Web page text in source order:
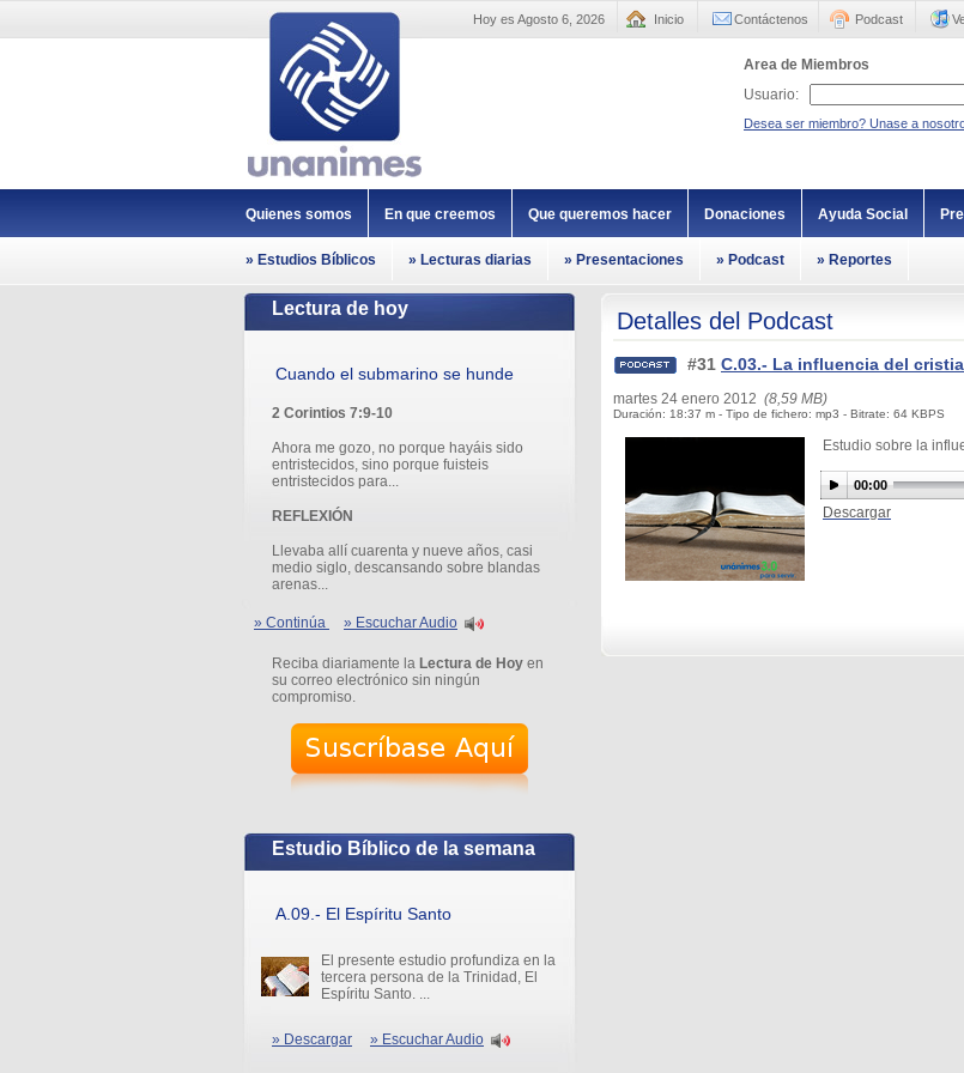
Hoy es Agosto 6, 2026 Inicio Contáctenos Podcast
Area de Miembros
Usuario:
Desea ser miembro? Unase a
Quienes somos En que creemos Que queremos hacer Donaciones Ayuda Social
» Estudios Bíblicos » Lecturas diarias » Presentaciones » Podcast » Reportes
Lectura de hoy
Cuando el submarino se hunde
2 Corintios 7:9-10
Ahora me gozo, no porque hayáis sido
entristecidos, sino porque fuisteis
entristecidos para...
REFLEXIÓN
Llevaba allí cuarenta y nueve años, casi
medio siglo, descansando sobre blandas
arenas...
» Continúa » Escuchar Audio
Reciba diariamente la Lectura de Hoy en
su correo electrónico sin ningún
compromiso.
Estudio Bíblico de la semana
A.09.- El Espíritu Santo
El presente estudio profundiza en la
tercera persona de la Trinidad, El
Espíritu Santo. ...
» Descargar » Escuchar Audio
Detalles del Podcast
#31 C.03.- La influencia del
martes 24 enero 2012 (8,59 MB)
Duración: 18:37 m - Tipo de fichero: mp3 - Bitrate: 64 KBPS
Estudio sobre la
00:00
Descargar